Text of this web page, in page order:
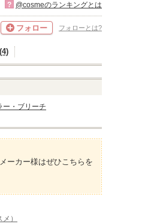
? @cosmeのランキングとは
フォロー フォローとは?
ー・ブリーチ
ーカー様はぜひこちらを
）